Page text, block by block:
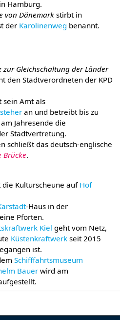
Hamburg.
von Dänemark stirbt in
der Karolinenweg benannt.
zur Gleichschaltung der Länder
den Stadtverordneten der KPD
sein Amt als
an und betreibt bis zu
Jahresende die
Stadtvertretung.
schließt das deutsch-englische
Brücke.
Kulturscheune aufHof
-Haus in der
Pforten.
Kiel geht vom Netz,
Küstenkraftwerk seit 2015
ist.
Schifffahrtsmuseum
Bauer wird am